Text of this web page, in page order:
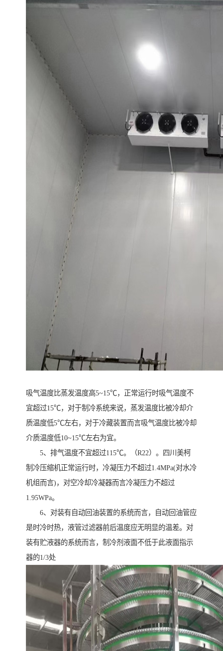
吸气温度比蒸发温度高5~15℃，正常运行时吸气温度不
宜超过15℃，对于制冷系统来说，蒸发温度比被冷却介
质温度低5℃左右，对于冷藏装置而言吸气温度比被冷却
介质温度低10~15℃左右为宜。
5、排气温度不宜超过115℃。（R22）。四川美柯
制冷压缩机正常运行时，冷凝压力不超过1.4MPa(对水冷
机组而言)，对空冷却冷凝器而言冷凝压力不超过
1.95WPa。
6、对装有自动回油装置的系统而言，自动回油管应
是时冷时热，液管过滤器前后温度应无明显的温差。对
装有贮液器的系统而言，制冷剂液面不低于此液面指示
器的1/3处